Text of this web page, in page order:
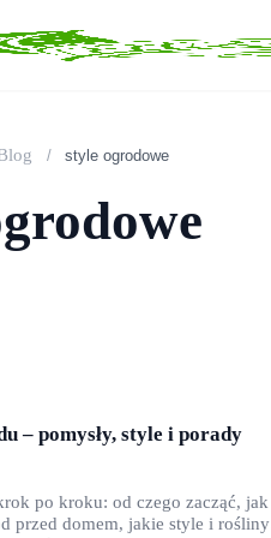
/ style ogrodowe
– pomysły, style i porady
po kroku: od czego zacząć, jak
przed domem, jakie style i rośliny